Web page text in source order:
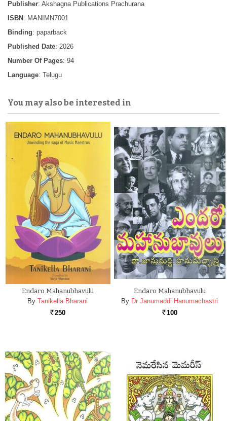
Publisher: Akshagna Publications Prachurana
ISBN : MANIMN7001
Binding: paparback
Published Date: 2026
Number Of Pages: 94
Language: Telugu
You may also be interested in
Endaro Mahanubhavulu
By Tanikella Bharani
Rs. 250
Endaro Mahanubhavulu
By Dr Janumaddi Hanumachastri
Rs. 100